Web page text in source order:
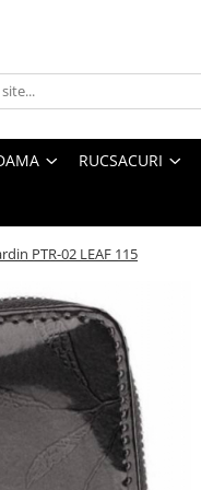
RUCSACURI
PTR-02 LEAF 115